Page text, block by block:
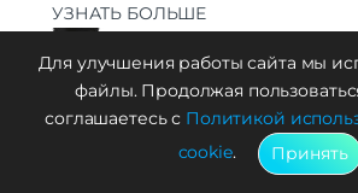
УЗНАТЬ БОЛЬШЕ
Для улучшения работы сайта мы
файлы. Продолжая
соглашаетесь с Политикой
cookie. Принять